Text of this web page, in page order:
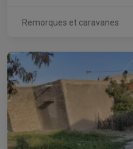
Remorques et caravanes